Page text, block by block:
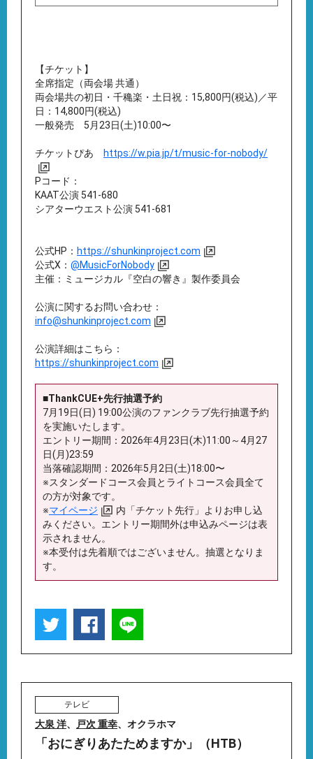
【チケット】
全席指定（両会場 共通）
両会場共の初日・千穐楽・土日祝：15,800円(税込)／平
日：14,800円(税込)
一般発売 5月23日(土)10:00〜
チケットぴあ https://w.pia.jp/t/music-for-nobody/
Pコード：
KAAT公演 541-680
シアターウエスト公演 541-681
公式HP： https://shunkinproject.com
公式X： @MusicForNobody
主催：ミュージカル『空白の響き』製作委員会
公演に関するお問い合わせ：
info@shunkinproject.com
公演詳細はこちら：
https://shunkinproject.com
■ThankCUE+先行抽選予約
7月19日(日) 19:00公演のファンクラブ先行抽選予約
を実施いたします。
エントリー期間：2026年4月23日(木)11:00～4月27
日(月)23:59
当落確認期間：2026年5月2日(土)18:00〜
※スタンダードコース会員とライトコース会員全て
の方が対象です。
※マイページ
内「チケット先行」よりお申し込
みください。エントリー期間外は申込みページは表
示されません。
※本受付は先着順ではございません。抽選となりま
す。
テレビ
大泉 洋、 戸次 重幸、オクラホマ
「おにぎりあたためますか」（HTB）